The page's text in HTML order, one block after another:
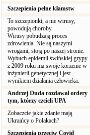
Szczepienia pełne kłamstw
To szczepionki, a nie wirusy,
powodują choroby.
Wirusy pobudzają proces
zdrowienia. Nie są naszymi
wrogami, stoją po naszej stronie.
Wybuch epidemii świńskiej grypy
z 2009 roku ma swoje korzenie w
inżynierii genetycznej i jest
wynikiem działania człowieka.
Andrzej Duda rozdawał ordery
tym, którzy czcicli UPA
Zobaczcie jakie zdanie mają
Ukraińcy o Polakach?
Szczepienia przeciw Covid